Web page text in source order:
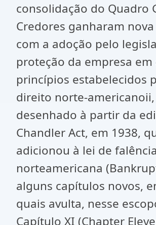
consolidação do Quadro
Credores ganharam
com a adoção pelo
proteção da empresa em
princípios estabelecidos
direito norte-
desenhado à partir da
Chandler Act, em 1938,
adicionou à lei de
norteamericana
alguns capítulos novos,
quais avulta, nesse
Capítulo XI (Chapter